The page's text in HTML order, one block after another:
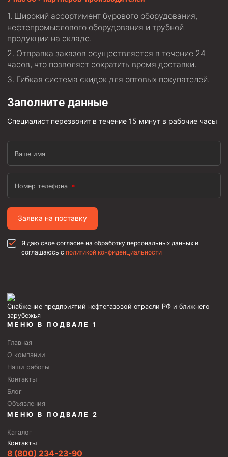
Циркуляционные системы и оборудование для
приготовления и очистки бурового раствора
Технологическая оснастка обсадных колонн
Патрубки цементировочные ПЦ
Краны шаровые КШЗ
Головки цементировочные универсальные
скважин УЭЦС
Турбулизаторы типа ЦТ
Разъединители резьбовые РР
Переводники
Кольца ограничительные ПЦ и ЦЦ
Клапаны обратные
Краны шаровые и пробковые
Муфты ступенчатого цементирования
Пробки цементировочные
Скребки корончатые СК и тросовые СТ
Башмаки колонные
Инструмент для бурения и КРС (ловильный, аварийный)
Шаблоны колонные
Перья гидромониторные
Пауки механические
Желонки
Ерши механические
Широкий ассортимент бурового оборудования,
нефтепромыслового оборудования и трубной
продукции на складе.
Отправка заказов осуществляется в течение 24
часов, что позволяет сократить время доставки.
Гибкая система скидок для оптовых покупателей.
Заполните данные
Специалист перезвонит в течение 15 минут в рабочие часы
Ваше имя
Номер телефона
Заявка на поставку
Я даю свое согласие на обработку персональных данных и
соглашаюсь с политикой конфиденциальности
Снабжение предприятий нефтегазовой отрасли РФ и ближнего
зарубежья
МЕНЮ В ПОДВАЛЕ 1
Главная
О компании
Наши работы
Контакты
Блог
Объявления
МЕНЮ В ПОДВАЛЕ 2
Каталог
Контакты
8 (800) 234-23-90